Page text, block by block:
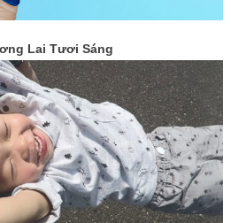
Lai Tươi Sáng